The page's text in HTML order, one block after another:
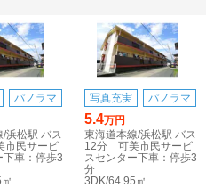
パノラマ
/浜松駅 バス
民サービ
下車：停歩3
写真充実 パノラマ
5.4万円
東海道本線/浜松駅 バス
12分 可美市民サービ
スセンター下車：停歩3
分
3DK/64.95㎡